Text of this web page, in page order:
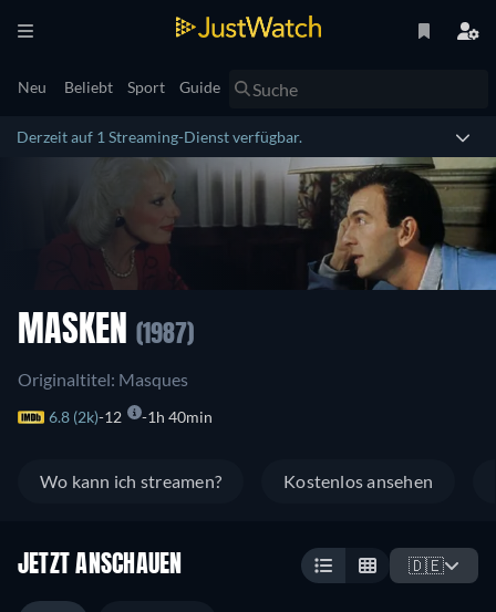
Neu Beliebt Sport Guide
Derzeit auf 1 Streaming-Dienst verfügbar.
MASKEN (1987)
Originaltitel: Masques
6.8 (2k) 12 1h 40min
Wo kann ich streamen? Kostenlos ansehen
JETZT ANSCHAUEN 🇩🇪